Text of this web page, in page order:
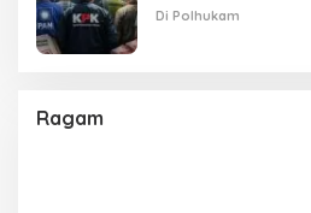
Di Polhukam
Ragam